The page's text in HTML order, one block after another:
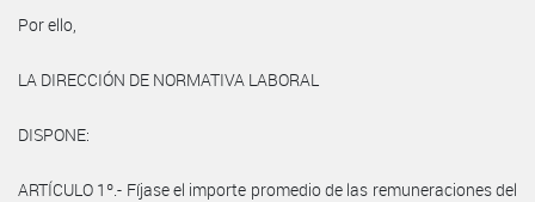
Por ello,
LA DIRECCIÓN DE NORMATIVA LABORAL
DISPONE:
ARTÍCULO 1º.- Fíjase el importe promedio de las remuneraciones del